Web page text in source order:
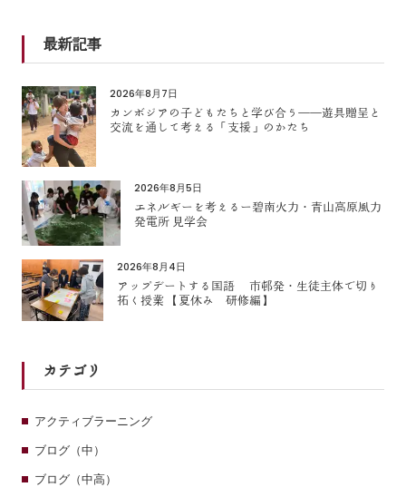
最新記事
2026年8月7日
カンボジアの子どもたちと学び合う――遊具贈呈と
交流を通して考える「支援」のかたち
2026年8月5日
エネルギーを考えるー碧南火力・青山高原風力
発電所 見学会
2026年8月4日
アップデートする国語 市邨発・生徒主体で切り
拓く授業 【夏休み 研修編】
カテゴリ
アクティブラーニング
ブログ（中）
ブログ（中高）